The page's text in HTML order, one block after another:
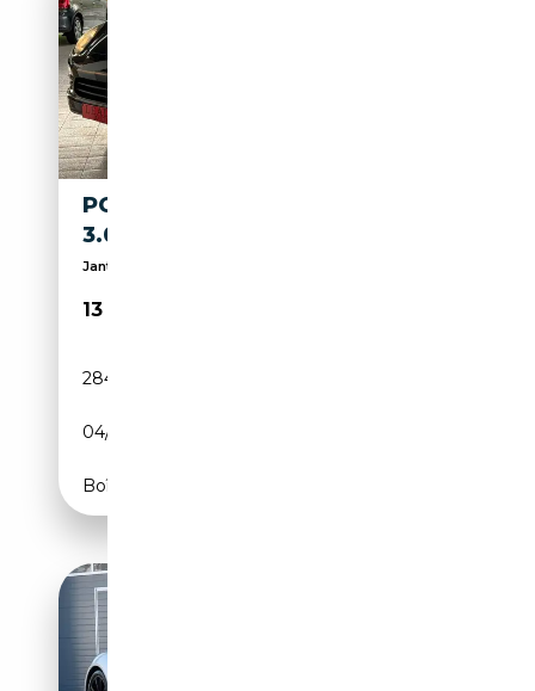
PORSCHE CAYENNE CAYENNE
3.0 D V6 TIPTRONIC S
Jantes alliage, USB, Sièges ventilés, Hayon arrièr...
13 950€
284 338 km
04/2013
Boîte automatique